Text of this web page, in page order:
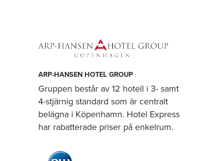
ARP-HANSEN HOTEL GROUP
Gruppen består av 12 hotell i 3- samt
4-stjärnig standard som är centralt
belägna i Köpenhamn. Hotel Express
har rabatterade priser på enkelrum.